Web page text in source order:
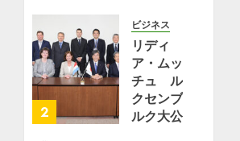
1月 1,
2026
0
筑区
8月 2,
2026
0
2
ビジネス
リディ
ア・ムッ
チュ ル
クセンブ
ルク大公